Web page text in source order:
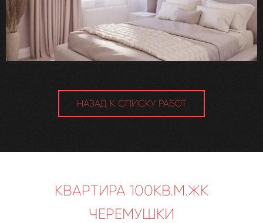
НАЗАД К СПИСКУ РАБОТ
КВАРТИРА 100КВ.М.ЖК
ЧЕРЕМУШКИ